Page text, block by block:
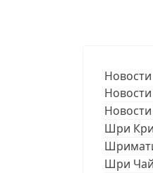
Новости
Шри
Шри